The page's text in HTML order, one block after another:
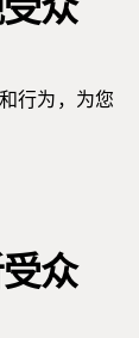
众
行为，为您
众